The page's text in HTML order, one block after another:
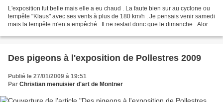
L'exposition fut belle mais elle a eu chaud . La faute bien sur au cyclone ou
tempête "Klaus" avec ses vents à plus de 180 km/h . Je pensais venir samedi
mais la tempête m'en a empêché . Il ne restait donc que le dimanche . Alors ,
Des pigeons à l'exposition de Pollestres 2009
Publié le 27/01/2009 à 19:51
Par Christian menuisier d'art de Montner